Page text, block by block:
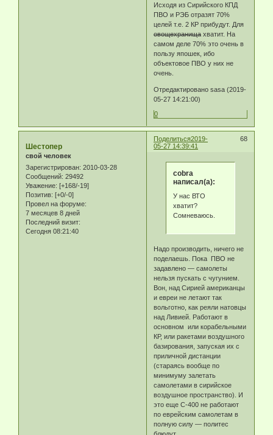
Исходя из Сирийского КПД
ПВО и РЭБ отразят 70%
целей т.е. 2 КР прибудут. Для
овощехранища хватит. На
самом деле 70% это очень в
пользу япошек, ибо
объектовое ПВО у них не
очень.
Отредактировано sasa (2019-
05-27 14:21:00)
0
Поделиться 68
2019-
05-27 14:39:41
Шестопер
свой человек
Зарегистрирован: 2010-03-28
Сообщений: 29492
Уважение: [+168/-19]
Позитив: [+0/-0]
Провел на форуме:
7 месяцев 8 дней
Последний визит:
Сегодня 08:21:40
cobra
написал(а):
У нас ВТО
хватит?
Сомневаюсь.
Надо производить, ничего не
поделаешь. Пока ПВО не
задавлено — самолеты
нельзя пускать с чугунием.
Вон, над Сирией американцы
и евреи не летают так
вольготно, как реяли натовцы
над Ливией. Работают в
основном или корабельными
КР, или ракетами воздушного
базирования, запуская их с
приличной дистанции
(стараясь вообще по
минимуму залетать
самолетами в сирийское
воздушное пространство). И
это еще С-400 не работают
по еврейским самолетам в
полную силу — политес
блюдут.